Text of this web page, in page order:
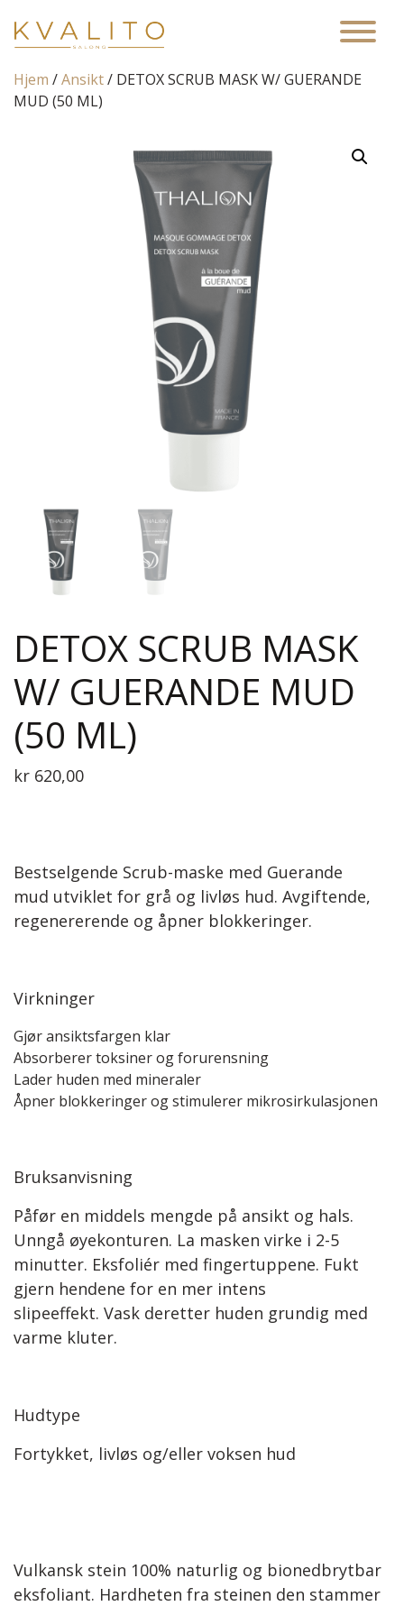
Main Navigation
Hjem /Ansikt/ DETOX SCRUB MASK W/ GUERANDE
MUD (50 ML)
DETOX SCRUB MASK
W/ GUERANDE MUD
(50 ML)
kr 620,00
Bestselgende Scrub-maske med Guerande
mud utviklet for grå og livløs hud. Avgiftende,
regenererende og åpner blokkeringer.
Virkninger
Gjør ansiktsfargen klar
Absorberer toksiner og forurensning
Lader huden med mineraler
Åpner blokkeringer og stimulerer mikrosirkulasjonen
Bruksanvisning
Påfør en middels mengde på ansikt og hals.
Unngå øyekonturen. La masken virke i 2-5
minutter. Eksfoliér med fingertuppene. Fukt
gjern hendene for en mer intens
slipeeffekt. Vask deretter huden grundig med
varme kluter.
Hudtype
Fortykket, livløs og/eller voksen hud
Vulkansk stein 100% naturlig og bionedbrytbar
eksfoliant. Hardheten fra steinen den stammer